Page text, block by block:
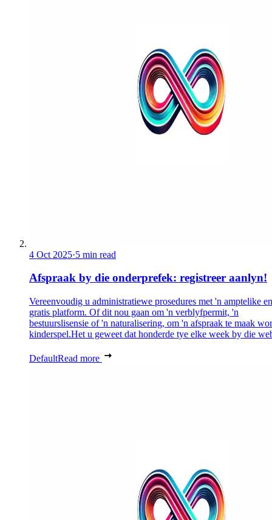
4 Oct 2025·5 min read
Afspraak by die onderprefek: registreer aanlyn!
Vereenvoudig u administratiewe prosedures met 'n amptelike en
gratis platform. Of dit nou gaan om 'n verblyfpermit, 'n
bestuurslisensie of 'n naturalisering, om 'n afspraak te maak
kinderspel.Het u geweet dat honderde tye elke week by die
DefaultRead more